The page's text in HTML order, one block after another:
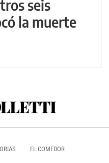
seis
la muerte
EL COMEDOR